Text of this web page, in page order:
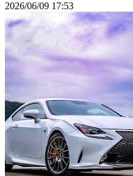
2026/06/09 17:53